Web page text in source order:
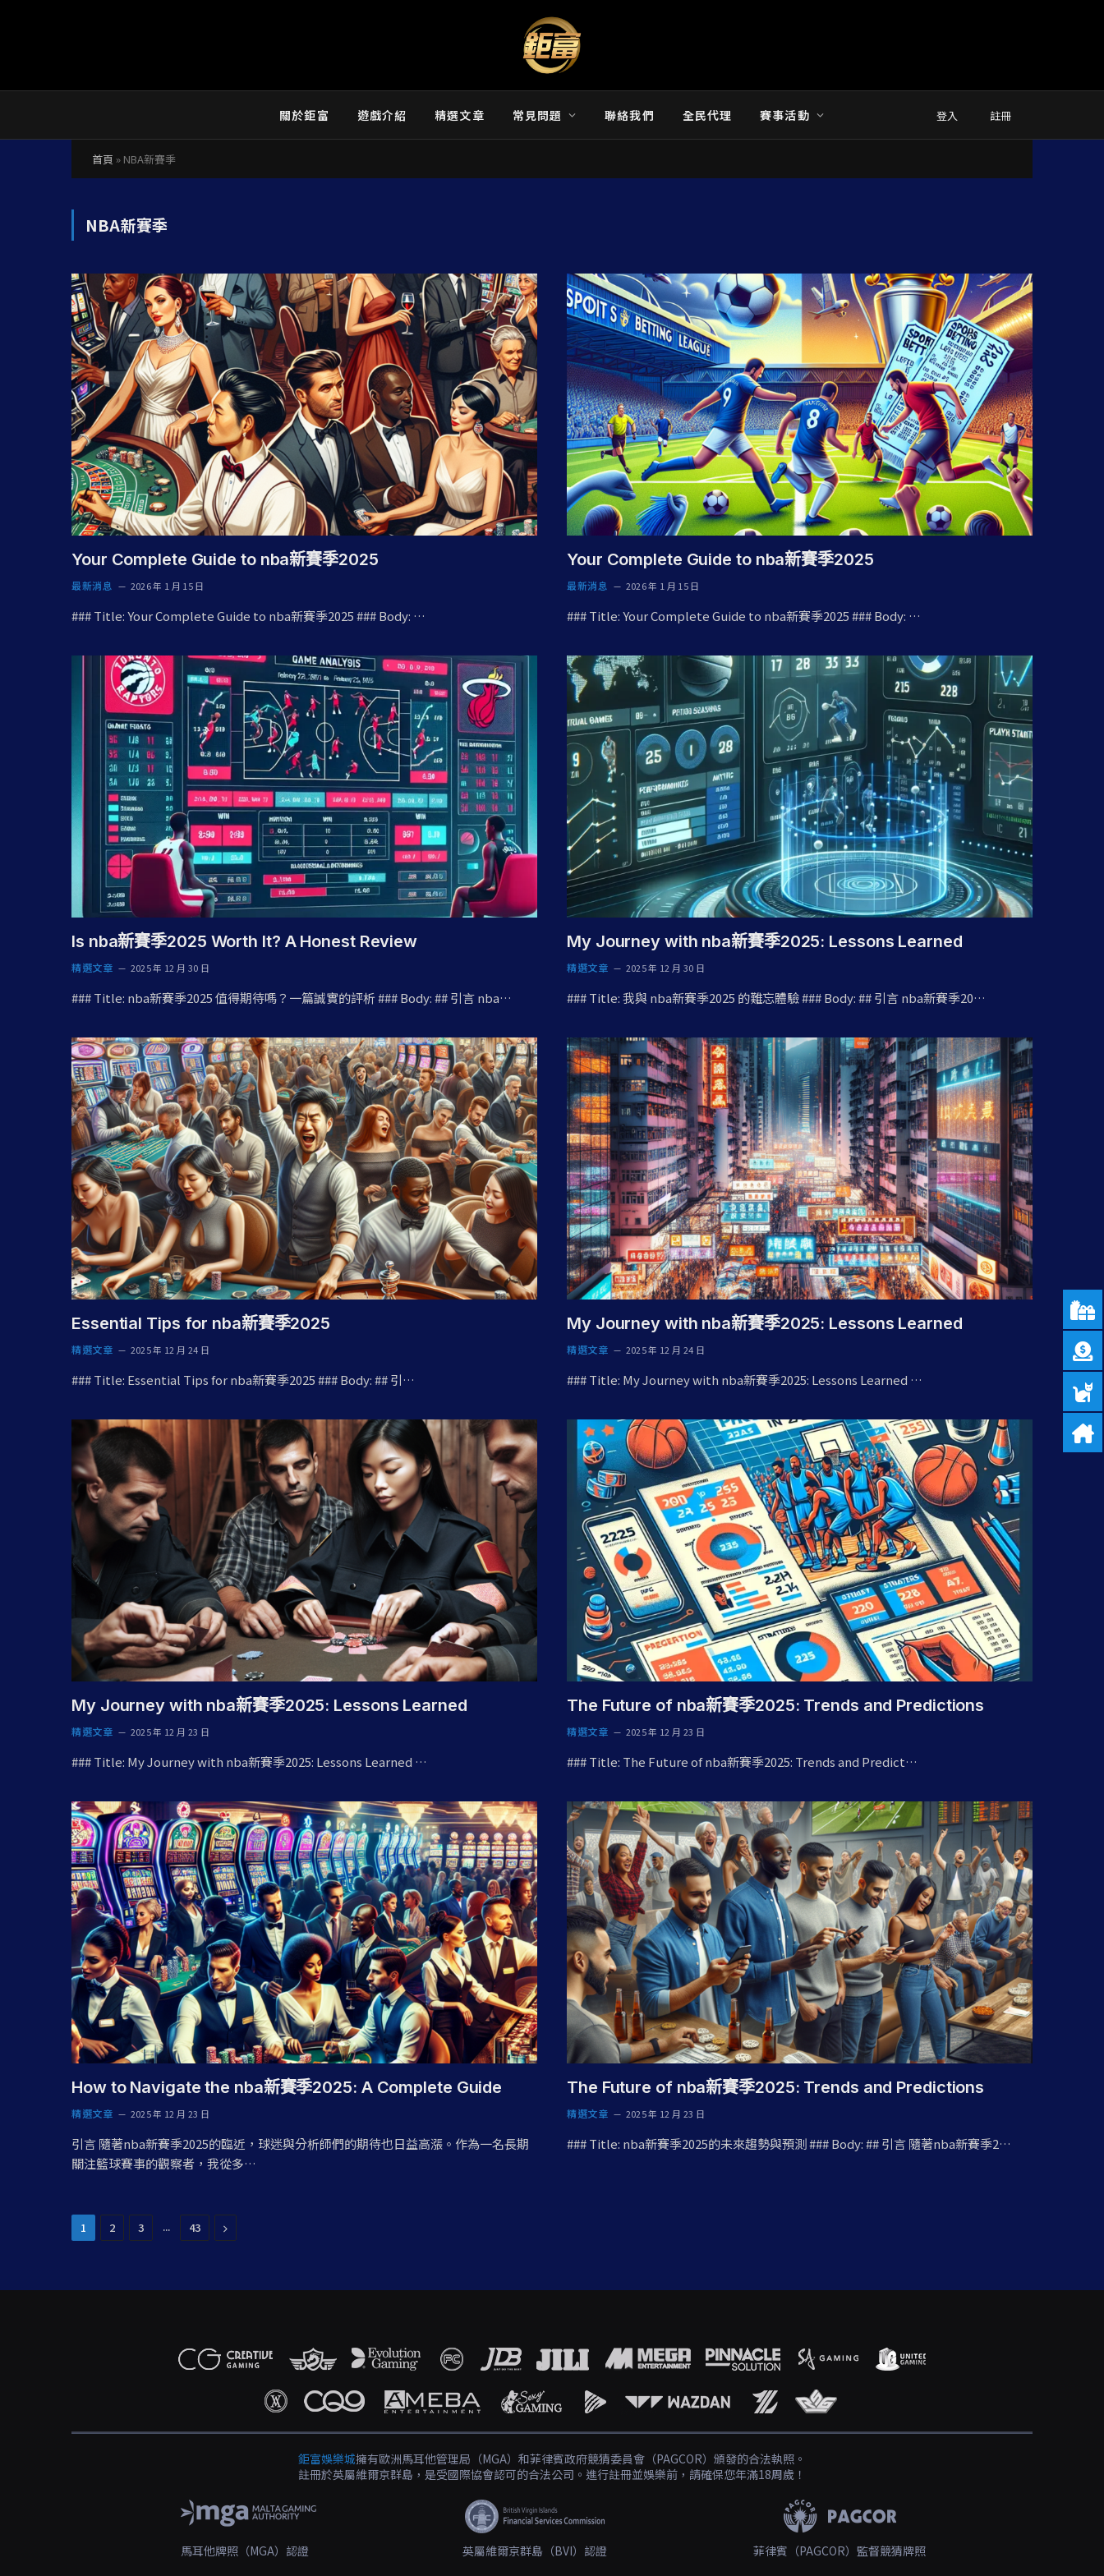
關於鉅富 遊戲介紹 精選文章 常見問題 聯絡我們 全民代理 賽事活動 登入 註冊
首頁 » NBA新賽季
NBA新賽季
Your Complete Guide to nba新賽季2025
最新消息 2026 年 1 月 15 日
### Title: Your Complete Guide to nba新賽季2025 ### Body: …
Your Complete Guide to nba新賽季2025
最新消息 2026 年 1 月 15 日
### Title: Your Complete Guide to nba新賽季2025 ### Body: …
Is nba新賽季2025 Worth It? A Honest Review
精選文章 2025 年 12 月 30 日
### Title: nba新賽季2025 值得期待嗎？一篇誠實的評析 ### Body: ## 引言 nba…
My Journey with nba新賽季2025: Lessons Learned
精選文章 2025 年 12 月 30 日
### Title: 我與 nba新賽季2025 的難忘體驗 ### Body: ## 引言 nba新賽季20…
Essential Tips for nba新賽季2025
精選文章 2025 年 12 月 24 日
### Title: Essential Tips for nba新賽季2025 ### Body: ## 引…
My Journey with nba新賽季2025: Lessons Learned
精選文章 2025 年 12 月 24 日
### Title: My Journey with nba新賽季2025: Lessons Learned …
My Journey with nba新賽季2025: Lessons Learned
精選文章 2025 年 12 月 23 日
### Title: My Journey with nba新賽季2025: Lessons Learned …
The Future of nba新賽季2025: Trends and Predictions
精選文章 2025 年 12 月 23 日
### Title: The Future of nba新賽季2025: Trends and Predict…
How to Navigate the nba新賽季2025: A Complete Guide
精選文章 2025 年 12 月 23 日
引言 隨著nba新賽季2025的臨近，球迷與分析師們的期待也日益高漲。作為一名長期
關注籃球賽事的觀察者，我從多…
The Future of nba新賽季2025: Trends and Predictions
精選文章 2025 年 12 月 23 日
### Title: nba新賽季2025的未來趨勢與預測 ### Body: ## 引言 隨著nba新賽季2…
1 2 3 ... 43 Next
鉅富娛樂城擁有歐洲馬耳他管理局（MGA）和菲律賓政府競猜委員會（PAGCOR）頒發的合法執照。
註冊於英屬維爾京群島，是受國際協會認可的合法公司。進行註冊並娛樂前，請確保您年滿18周歲！
馬耳他牌照（MGA）認證 英屬維爾京群島（BVI）認證 菲律賓（PAGCOR）監督競猜牌照